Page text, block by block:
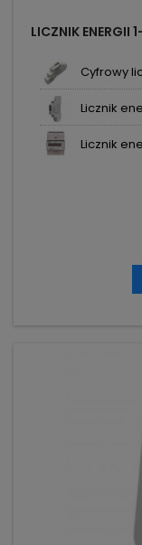
LICZNIK ENERGII
Cyfrowy
Licznik
Licznik